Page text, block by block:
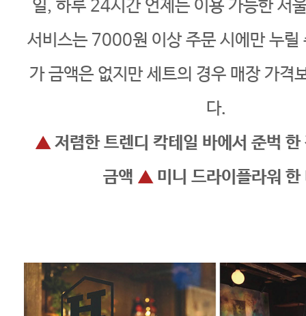
일, 하루 24시간 언제든 이용 가능한 서
서비스는 7000원 이상 주문 시에만 누릴
가 금액은 없지만 세트의 경우 매장 가격
다.
▲ 저렴한 트렌디 칵테일 바에서 준벅
금액 ▲ 미니 드라이플라워 한